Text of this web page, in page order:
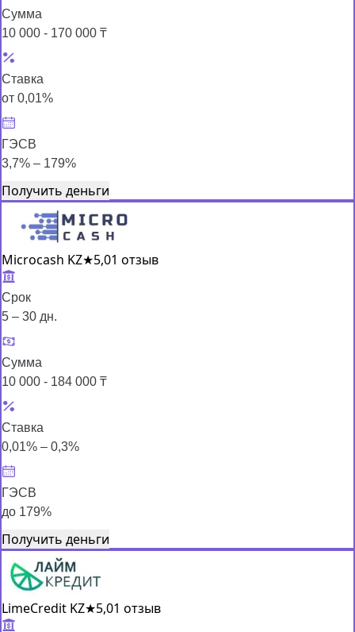
Сумма
10 000 - 170 000 ₸
Ставка
от 0,01%
ГЭСВ
3,7% – 179%
Получить деньги
Microcash KZ★5,01 отзыв
Срок
5 – 30 дн.
Сумма
10 000 - 184 000 ₸
Ставка
0,01% – 0,3%
ГЭСВ
до 179%
Получить деньги
LimeCredit KZ★5,01 отзыв